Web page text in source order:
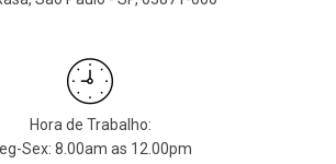
Hora de Trabalho:
Sex: 8.00am as 12.00pm